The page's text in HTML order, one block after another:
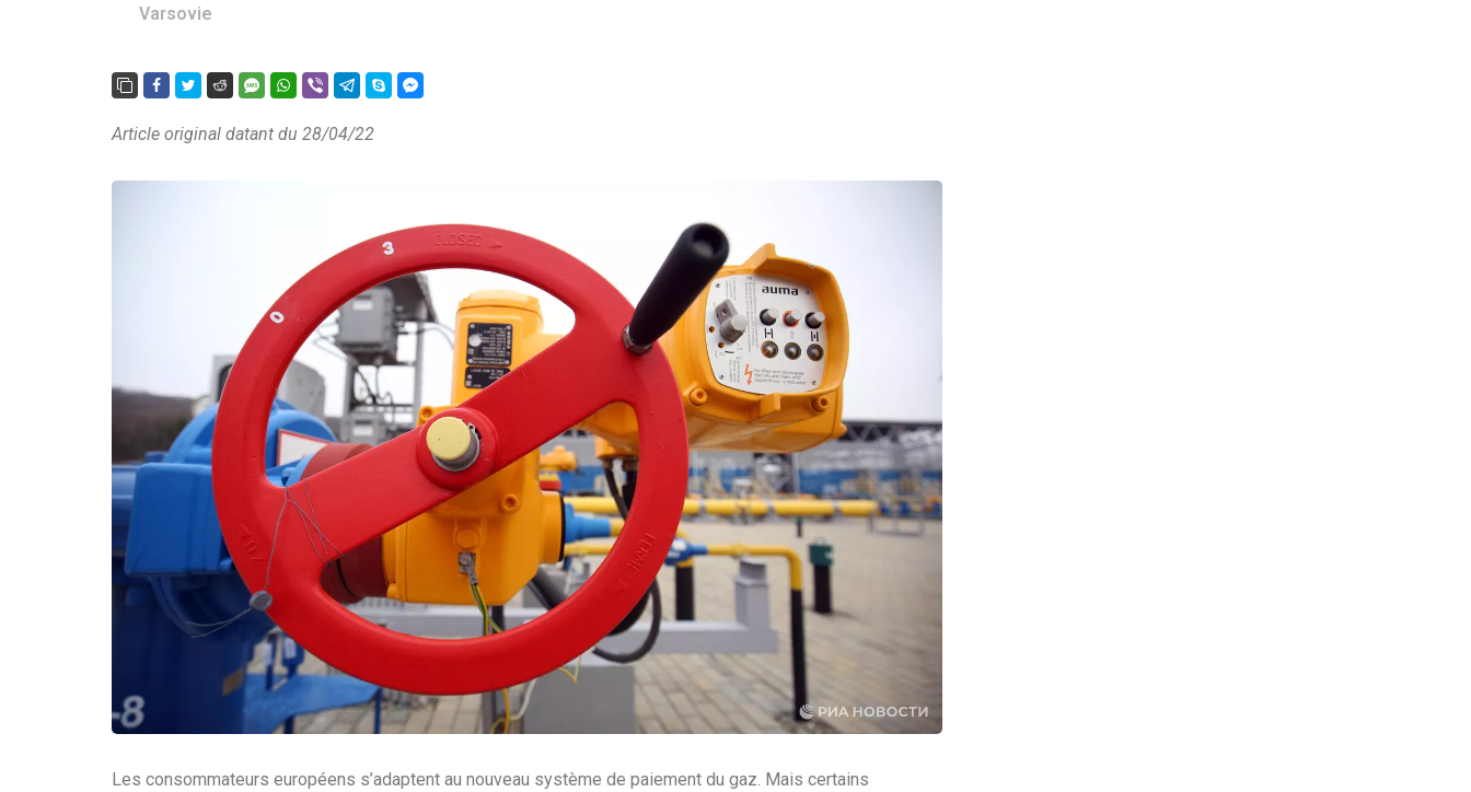
Varsovie
Article original datant du 28/04/22
Les consommateurs européens s’adaptent au nouveau système de paiement du gaz. Mais certains